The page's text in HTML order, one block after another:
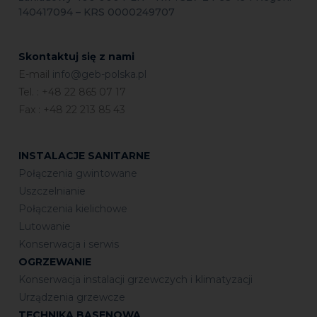
140417094 – KRS 0000249707
INSTALACJE SANITARNE
Połączenia gwintowane
Uszczelnianie
Połączenia kielichowe
Lutowanie
Konserwacja i serwis
OGRZEWANIE
Konserwacja instalacji grzewczych i klimatyzacji
Urządzenia grzewcze
Skontaktuj się z nami
E-mail info@geb-polska.pl
Tel. : +48 22 865 07 17
Fax : +48 22 213 85 43